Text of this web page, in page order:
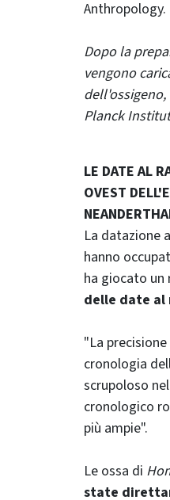
Anthropology.
Dopo la
vengono
Planck
LE DATE AL
OVEST
La datazione
hanno
ha giocato
delle date
"La
cronologia
scrupoloso
cronologico
più ampie".
Le ossa di
state